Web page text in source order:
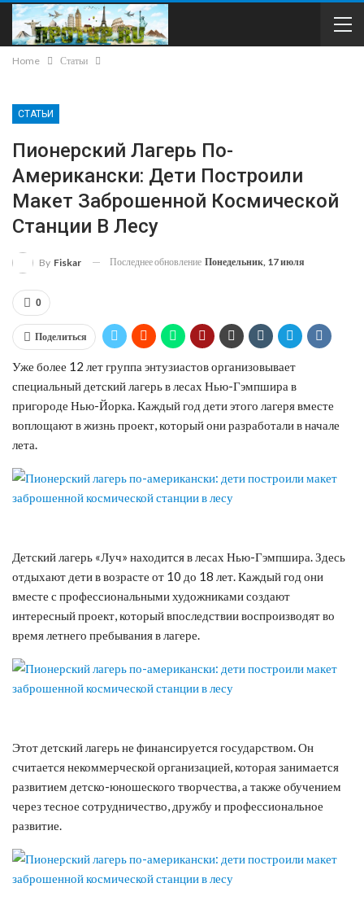
Home Статьи
СТАТЬИ
Пионерский Лагерь По-
Американски: Дети Построили
Макет Заброшенной Космической
Станции В Лесу
By Fiskar Последнее обновление Понедельник, 17 июля
0
Поделиться
Уже более 12 лет группа энтузиастов организовывает
специальный детский лагерь в лесах Нью-Гэмпшира в
пригороде Нью-Йорка. Каждый год дети этого лагеря вместе
воплощают в жизнь проект, который они разработали в начале
лета.
Детский лагерь «Луч» находится в лесах Нью-Гэмпшира. Здесь
отдыхают дети в возрасте от 10 до 18 лет. Каждый год они
вместе с профессиональными художниками создают
интересный проект, который впоследствии воспроизводят во
время летнего пребывания в лагере.
Этот детский лагерь не финансируется государством. Он
считается некоммерческой организацией, которая занимается
развитием детско-юношеского творчества, а также обучением
через тесное сотрудничество, дружбу и профессиональное
развитие.